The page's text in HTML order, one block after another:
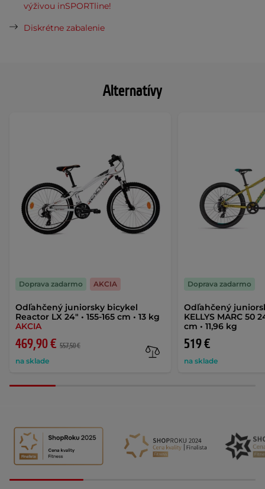
Alternatívy
Odľahčený juniorsky bicykel
Reactor LX 24" • 155-165 cm • 13 kg
AKCIA
469,90 € 557,50 €
na sklade
Doprava zadarmo AKCIA
Odľahčený
KELLYS MARC 50
cm • 11,96 kg
519 €
na sklade
Doprava zadarmo
výživou inSPORTline!
Diskrétne zabalenie